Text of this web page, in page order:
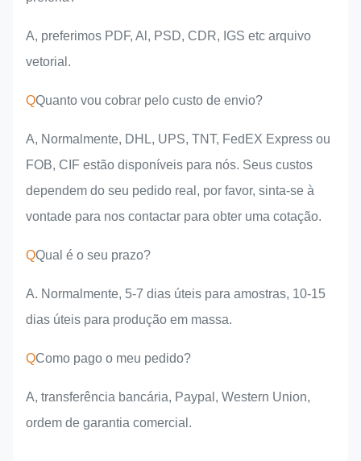
A, preferimos PDF, Al, PSD, CDR, IGS etc arquivo
vetorial.
QQuanto vou cobrar pelo custo de envio?
A, Normalmente, DHL, UPS, TNT, FedEX Express ou
FOB, CIF estão disponíveis para nós. Seus custos
dependem do seu pedido real, por favor, sinta-se à
vontade para nos contactar para obter uma cotação.
QQual é o seu prazo?
A. Normalmente, 5-7 dias úteis para amostras, 10-15
dias úteis para produção em massa.
QComo pago o meu pedido?
A, transferência bancária, Paypal, Western Union,
ordem de garantia comercial.